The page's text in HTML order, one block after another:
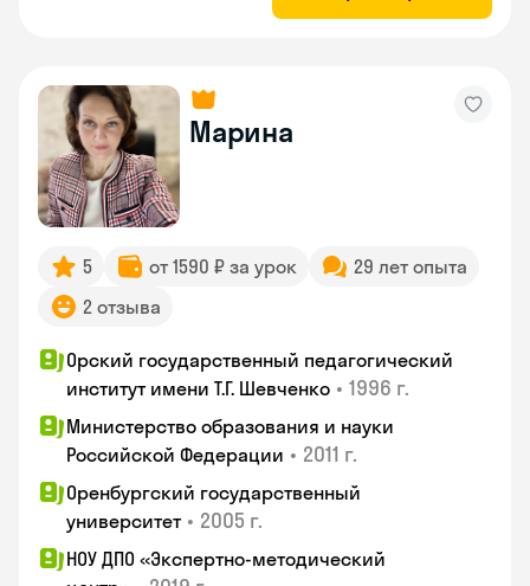
Марина
5 от 1590 ₽ за урок
29 лет опыта
2 отзыва
Орский государственный педагогический
институт имени Т.Г. Шевченко • 1996 г.
Министерство образования и науки
Российской Федерации • 2011 г.
Оренбургский государственный
университет • 2005 г.
НОУ ДПО «Экспертно-методический